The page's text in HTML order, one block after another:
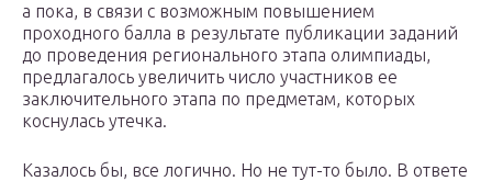
а пока, в связи с возможным повышением
проходного балла в результате публикации заданий
до проведения регионального этапа олимпиады,
предлагалось увеличить число участников ее
заключительного этапа по предметам, которых
коснулась утечка.
Казалось бы, все логично. Но не тут-то было. В ответе